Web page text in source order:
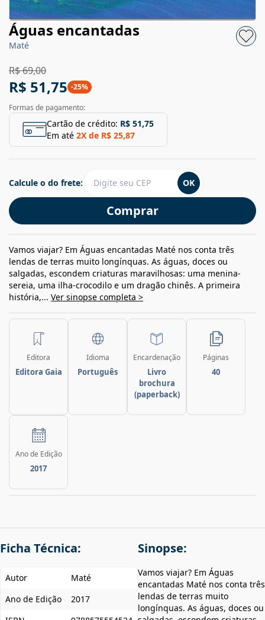
Águas encantadas
Maté
R$ 69,00
R$ 51,75 -25%
Formas de pagamento:
Cartão de crédito: R$ 51,75
Em até 2X de R$ 25,87
Comprar
Calcule o do frete: OK
Vamos viajar? Em Águas encantadas Maté nos conta três
lendas de terras muito longínquas. As águas, doces ou
salgadas, escondem criaturas maravilhosas: uma menina-
sereia, uma ilha-crocodilo e um dragão chinês. A primeira
história,... Ver sinopse completa >
Editora
Editora Gaia
Idioma
Português
Encardenação
Livro
brochura
(paperback)
Páginas
40
Ano de Edição
2017
Ficha Técnica:
Autor
Maté
Ano de Edição
2017
Sinopse:
Vamos viajar? Em Águas
encantadas Maté nos conta três
lendas de terras muito
longínquas. As águas, doces ou